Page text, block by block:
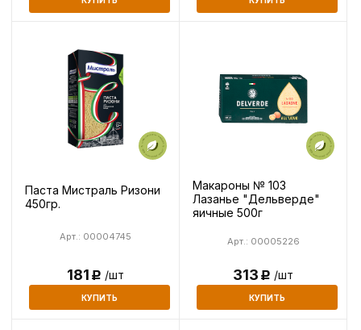
Паста Мистраль Ризони
450гр.
Арт.: 00004745
181Р /шт
КУПИТЬ
Макароны № 103
Лазанье "Дельверде"
яичные 500г
Арт.: 00005226
313Р /шт
КУПИТЬ